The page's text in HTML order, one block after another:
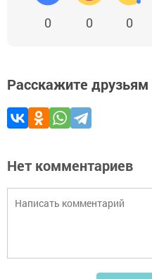
0 0 0
Расскажите друзьям
Нет комментариев